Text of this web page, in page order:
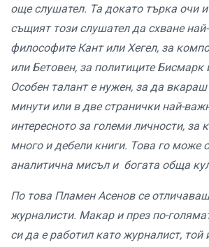
още слушател. Та докато търка очи и
същият този слушател да схване
философите Кант или Хегел, за
или Бетовен, за политиците Бисмарк
Особен талант е нужен, за да вкараш
минути или в две странички най-
интересното за големи личности, за
много и дебели книги. Това го може
аналитична мисъл и богата обща
По това Пламен Асенов се
журналисти. Макар и през по-
си да е работил като журналист,